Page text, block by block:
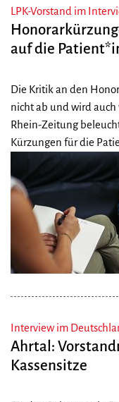
LPK-Vorstand im
auf die
Die Kritik an den
nicht ab und wird auch
Rhein-Zeitung
Kürzungen für die
Interview im
Ahrtal:
Kassensitze